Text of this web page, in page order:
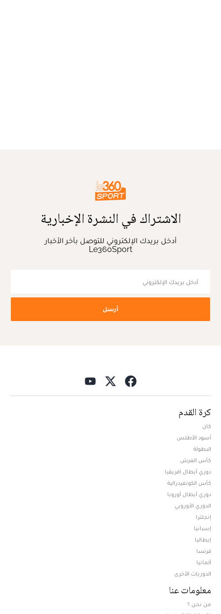
الاشتراك في النشرة الإخبارية
أدخل بريدك الإلكتروني للتوصل بآخر الأخبار
Le360Sport
أرسل
كرة القدم
كان
أسود الأطلس
البطولة
كأس العرش
دوري أبطال افريقيا
كأس الكونفيدرالية
دوري أبطال أوروبا
الدوري الأوروبي
إنجلترا
إسبانيا
إيطاليا
فرنسا
ألمانيا
الدوريات الأخرى
معلومات عنا
من نحن ؟